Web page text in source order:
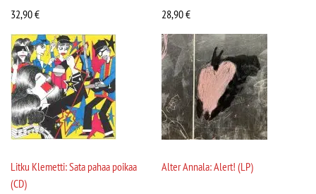
32,90€ 28,90€
Litku Klemetti: Sata pahaa poikaa
(CD)
Alter Annala: Alert! (LP)